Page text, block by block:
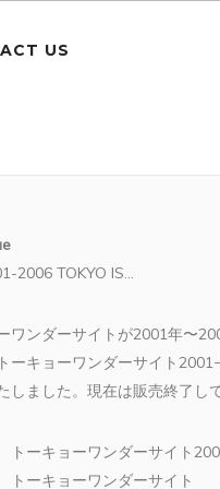
US
2006 TOKYO IS…
ワンダーサイトが2001年〜
ーキョーワンダーサイト
しました。現在は販売終了し
キョーワンダーサイト
キョーワンダーサイト